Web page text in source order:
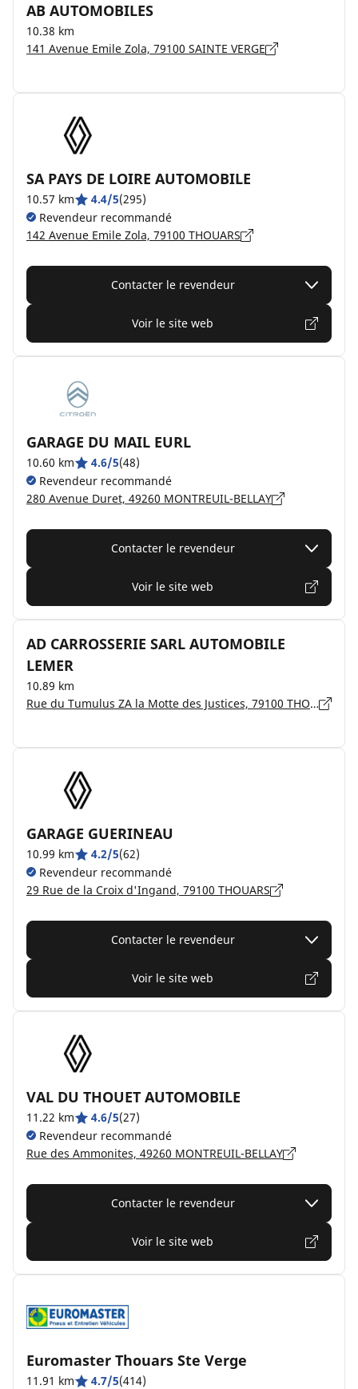
AB AUTOMOBILES
10.38 km
141 Avenue Emile Zola, 79100 SAINTE VERGE
SA PAYS DE LOIRE AUTOMOBILE
10.57 km 4.4/5(295)
Revendeur recommandé
142 Avenue Emile Zola, 79100 THOUARS
Contacter le revendeur
Voir le site web
GARAGE DU MAIL EURL
10.60 km 4.6/5(48)
Revendeur recommandé
280 Avenue Duret, 49260 MONTREUIL-BELLAY
Contacter le revendeur
Voir le site web
AD CARROSSERIE SARL AUTOMOBILE
LEMER
10.89 km
Rue du Tumulus ZA la Motte des Justices, 79100 THOUARS
GARAGE GUERINEAU
10.99 km 4.2/5(62)
Revendeur recommandé
29 Rue de la Croix d'Ingand, 79100 THOUARS
Contacter le revendeur
Voir le site web
VAL DU THOUET AUTOMOBILE
11.22 km 4.6/5(27)
Revendeur recommandé
Rue des Ammonites, 49260 MONTREUIL-BELLAY
Contacter le revendeur
Voir le site web
Euromaster Thouars Ste Verge
11.91 km 4.7/5(414)